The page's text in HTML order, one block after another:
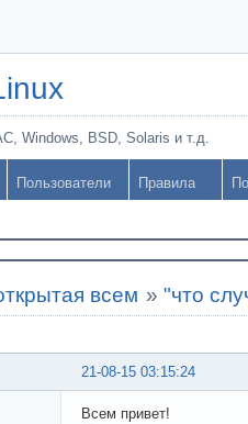
Windows, BSD, Solaris и т.д.
Пользователи Правила
всем »"что
21-08-15 03:15:24
Всем привет!